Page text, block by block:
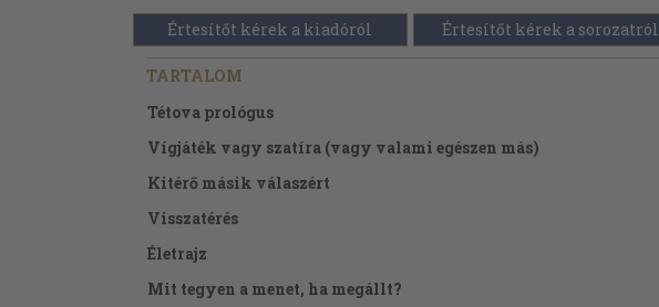
Értesítőt kérek a kiadóról Értesítőt kérek a sorozatról
TARTALOM
Tétova prológus
Vígjáték vagy szatíra (vagy valami egészen más)
Kitérő másik válaszért
Visszatérés
Életrajz
Mit tegyen a menet, ha megállt?